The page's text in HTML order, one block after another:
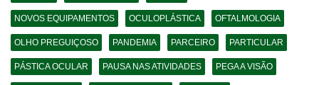
NOVOS EQUIPAMENTOS OCULOPLÁSTICA OFTALMOLOGIA
OLHO PREGUIÇOSO PANDEMIA PARCEIRO PARTICULAR
PÁSTICA OCULAR PAUSA NAS ATIVIDADES PEGA A VISÃO